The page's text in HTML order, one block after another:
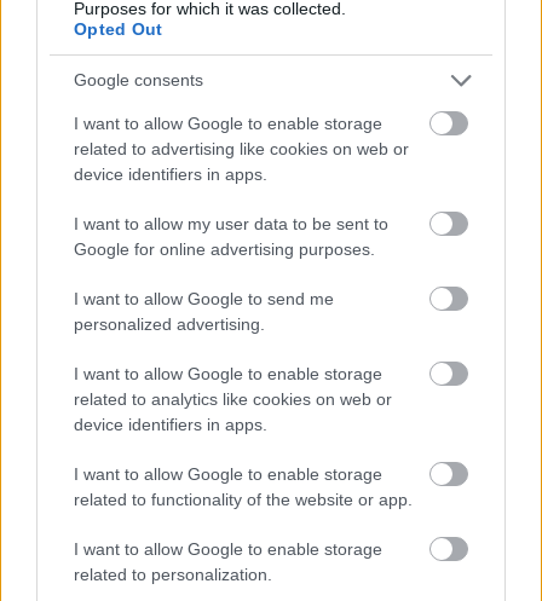
Purposes for which it was collected.
Opted Out
Google consents
I want to allow Google to enable storage
related to advertising like cookies on web or
device identifiers in apps.
I want to allow my user data to be sent to
Google for online advertising purposes.
I want to allow Google to send me
personalized advertising.
I want to allow Google to enable storage
related to analytics like cookies on web or
device identifiers in apps.
I want to allow Google to enable storage
related to functionality of the website or app.
I want to allow Google to enable storage
related to personalization.
Tovább élénkült az ingatlanpiac
Szűcs Attila Ingatlanszakértő•2025. március 03.
Tovább élénkült februárban a lakáspiaci kereslet, de
országon belül jelentős különbségek láthatók, illetve